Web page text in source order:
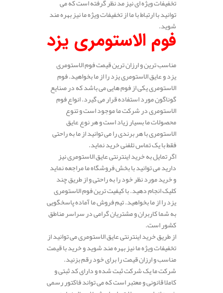
تخفیفات ویژه ای نیز مد نظر گرفته است که می
توانید با ارتباط با ما از تخفیفات ویژه ما نیز بهره مند
شوید.
فوم الاستومری یزد
مناسب ترین و ارزان ترین قیمت فوم الاستومری
یزد و عایق الاستومری یزد را از ما بخواهید. فوم
الاستومری یکی از فوم هایی می باشد که در صنایع
گوناگون مورد استفاده قرار می گیرد. انواع فوم
الاستومری در شرکت ما موجود است و تنوع
محصولات ما بسیار زیاد است و هر نوع عایق
الاستومری با هر برندی را می توانید از ما به راحتی
فقط با یک تماس تلفنی خرید نماید.
اگر تمایل به خرید اینترنتی عایق الاستومری نیز
دارید می توانید با بخش فروشگاه ما مراجعه نماید
و خرید مورد نظر خود را به راحتی و از طریق چند
کلیک انجام دهید. با کیفیت ترین فوم الاستومری
یزد را از ما بخواهید. تیم فروش ما آماده پاسخگویی
به شما کاربران و مشتریان گرامی در سراسر مناطق
کشور است.
از طریق خرید اینترنتی عایق الاستومری می توانید از
تخفیفات ویژه ما نیز بهره مند شوید و خرید با قیمت
مناسب و ارزان قیمت را برای خود رقم بزنید.
شرکت ما یک شرکت ثبت شده و دارای کد ثبتی و
کاملا قانونی و معتبر است که می تواند فاکتور رسمی